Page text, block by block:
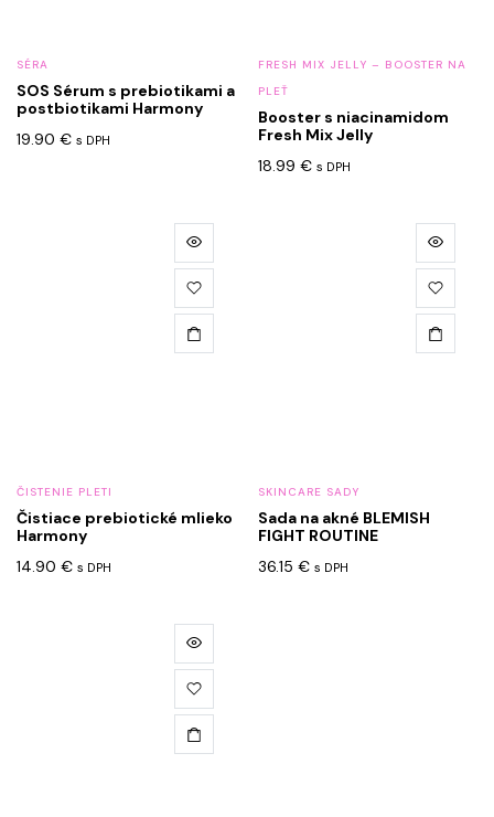
SÉRA
SOS Sérum s prebiotikami a
postbiotikami Harmony
19.90 € s DPH
FRESH MIX JELLY – BOOSTER NA
PLEŤ
Booster s niacinamidom
Fresh Mix Jelly
18.99 € s DPH
ČISTENIE PLETI
Čistiace prebiotické mlieko
Harmony
14.90 € s DPH
SKINCARE SADY
Sada na akné BLEMISH
FIGHT ROUTINE
36.15 € s DPH